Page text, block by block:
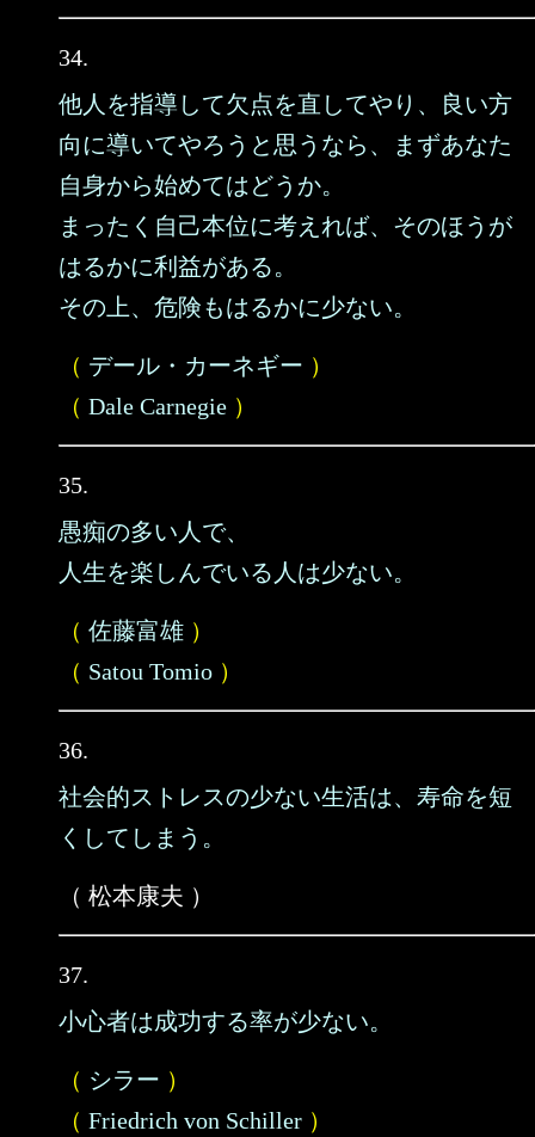
34.
他人を指導して欠点を直してやり、良い方
向に導いてやろうと思うなら、まずあなた
自身から始めてはどうか。
まったく自己本位に考えれば、そのほうが
はるかに利益がある。
その上、危険もはるかに少ない。
（ デール・カーネギー ）
（ Dale Carnegie ）
35.
愚痴の多い人で、
人生を楽しんでいる人は少ない。
（ 佐藤富雄 ）
（ Satou Tomio ）
36.
社会的ストレスの少ない生活は、寿命を短
くしてしまう。
（ 松本康夫 ）
37.
小心者は成功する率が少ない。
（ シラー ）
（ Friedrich von Schiller ）